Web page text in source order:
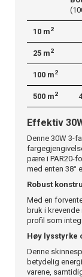
10 m2
25 m2
100 m2
500 m2
Effektiv
Denne 30W 3-
pære i PAR20-
med enten 38°
Robust
Med en
bruk i
profil som
Høy lysstyrke
Denne
betydelig
varene,